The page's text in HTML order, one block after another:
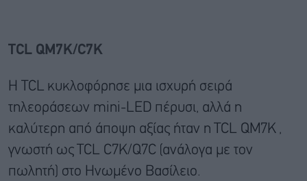
TCL QM7K/C7K
Η TCL
κυκλοφόρησε μια ισχυρή σειρά
τηλεοράσεων mini-LED πέρυσι, αλλά η
καλύτερη από άποψη αξίας ήταν η
TCL QM7K
γνωστή ως
TCL C7K/Q7C (ανάλογα με τον
πωλητή) στο Ηνωμένο Βασίλειο.